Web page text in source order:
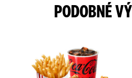
PODOBNÉ